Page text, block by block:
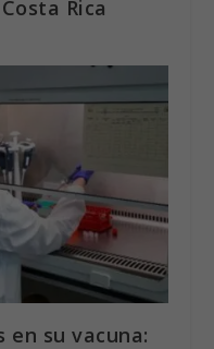
Rica
en su vacuna: